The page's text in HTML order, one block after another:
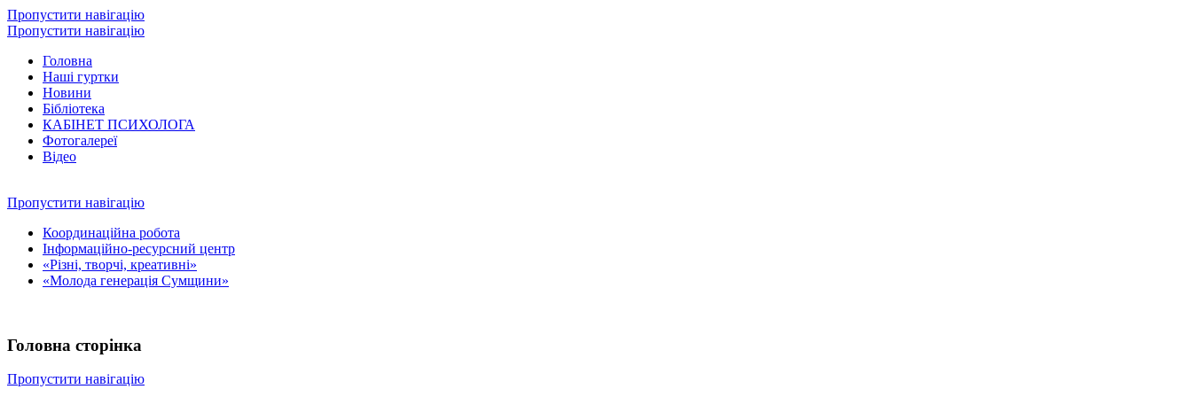
Пропустити навігацію
Пропустити навігацію
Головна
Наші гуртки
Новини
Бібліотека
КАБІНЕТ ПСИХОЛОГА
Фотогалереї
Відео
Пропустити навігацію
Координаційна робота
Інформаційно-ресурсний центр
«Різні, творчі, креативні»
«Молода генерація Сумщини»
Головна сторінка
Пропустити навігацію